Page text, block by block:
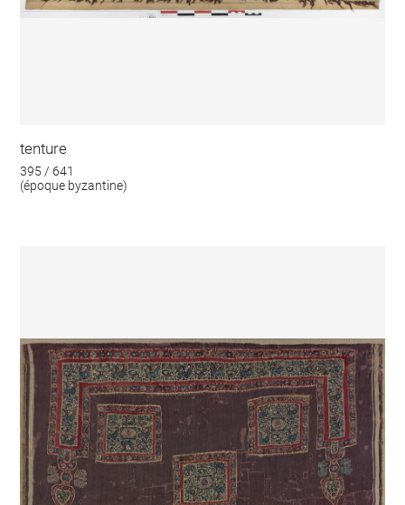
tenture
395 / 641
(époque byzantine)